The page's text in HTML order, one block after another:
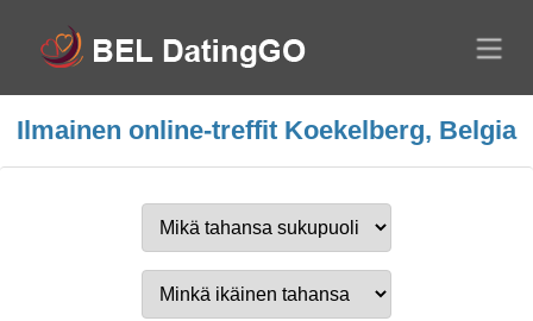
Ilmainen online-treffit Koekelberg, Belgia